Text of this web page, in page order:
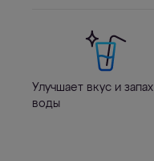
Улучшает вкус и запах
воды